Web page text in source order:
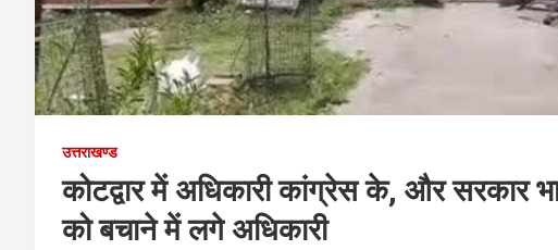
उत्तराखण्ड
कोटद्वार में अधिकारी कांग्रेस के, और सरकार
को बचाने में लगे अधिकारी